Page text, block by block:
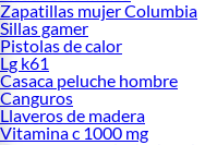
Zapatillas mujer Columbia
Sillas gamer
Pistolas de calor
Lg k61
Casaca peluche hombre
Canguros
Llaveros de madera
Vitamina c 1000 mg